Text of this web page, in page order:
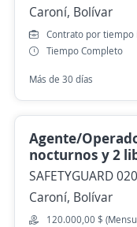
Caroní, Bolívar
Contrato por
Tiempo Completo
Más de 30 días
Agente/
nocturnos y 2
SAFETYGUARD
Caroní, Bolívar
120.000,00 $